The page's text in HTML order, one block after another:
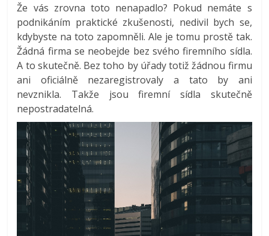
Že vás zrovna toto nenapadlo? Pokud nemáte s
podnikáním praktické zkušenosti, nedivil bych se,
kdybyste na toto zapomněli. Ale je tomu prostě tak.
Žádná firma se neobejde bez svého firemního sídla.
A to skutečně. Bez toho by úřady totiž žádnou firmu
ani oficiálně nezaregistrovaly a tato by ani
nevznikla. Takže jsou firemní sídla skutečně
nepostradatelná.